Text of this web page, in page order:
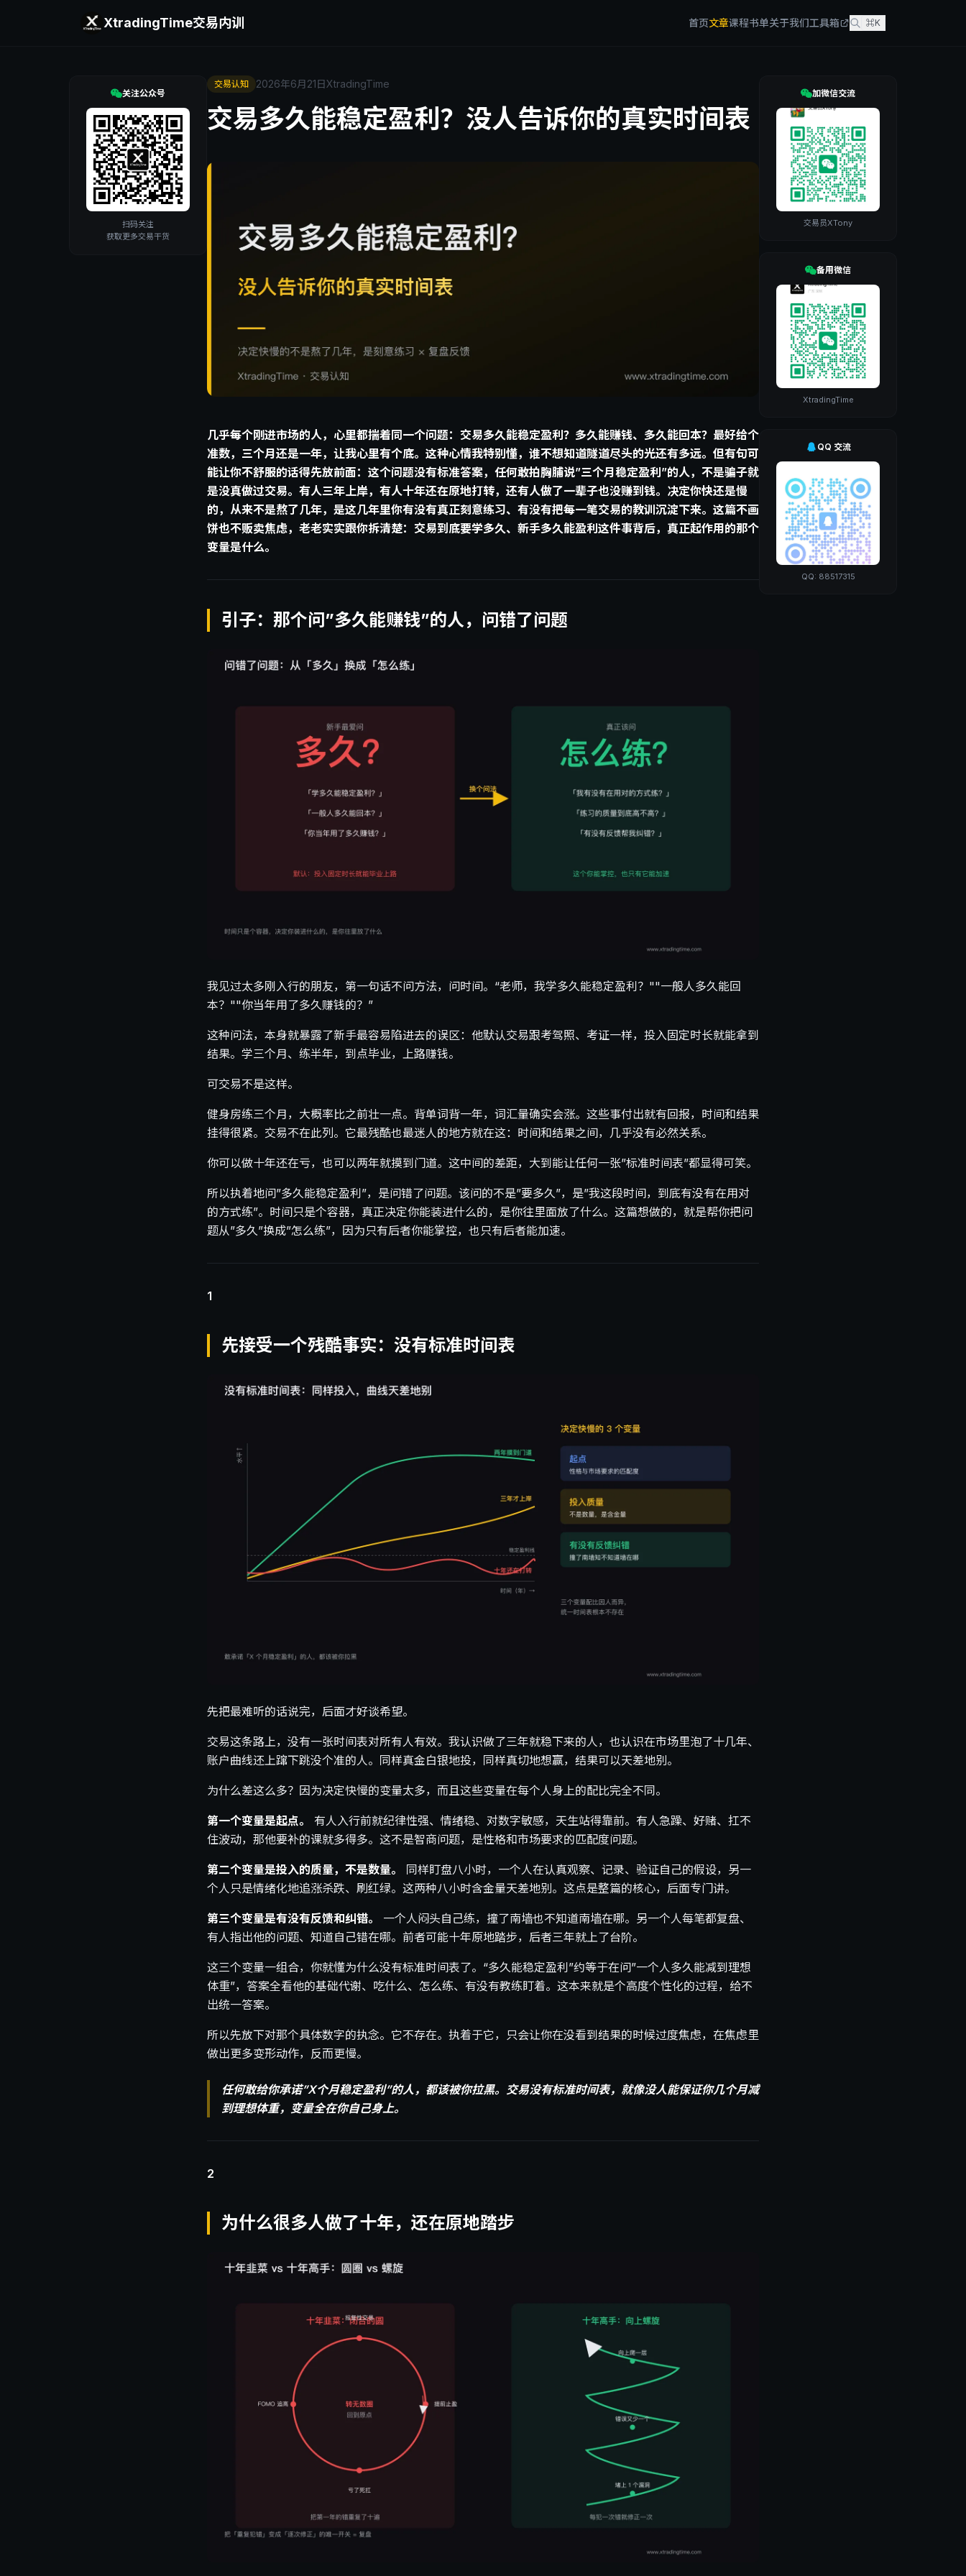
XtradingTime交易内训 首页文章课程书单关于我们工具箱 ⌘K
关注公众号
扫码关注
获取更多交易干货
交易认知 2026年6月21日XtradingTime
交易多久能稳定盈利？没人告诉你的真实时间表
几乎每个刚进市场的人，心里都揣着同一个问题：交易多久能稳定盈利？多久能赚钱、多久能回本？最好给个
准数，三个月还是一年，让我心里有个底。这种心情我特别懂，谁不想知道隧道尽头的光还有多远。但有句可
能让你不舒服的话得先放前面：这个问题没有标准答案，任何敢拍胸脯说”三个月稳定盈利”的人，不是骗子就
是没真做过交易。有人三年上岸，有人十年还在原地打转，还有人做了一辈子也没赚到钱。决定你快还是慢
的，从来不是熬了几年，是这几年里你有没有真正刻意练习、有没有把每一笔交易的教训沉淀下来。这篇不画
饼也不贩卖焦虑，老老实实跟你拆清楚：交易到底要学多久、新手多久能盈利这件事背后，真正起作用的那个
变量是什么。
引子：那个问”多久能赚钱”的人，问错了问题
我见过太多刚入行的朋友，第一句话不问方法，问时间。“老师，我学多久能稳定盈利？""一般人多久能回
本？""你当年用了多久赚钱的？”
这种问法，本身就暴露了新手最容易陷进去的误区：他默认交易跟考驾照、考证一样，投入固定时长就能拿到
结果。学三个月、练半年，到点毕业，上路赚钱。
可交易不是这样。
健身房练三个月，大概率比之前壮一点。背单词背一年，词汇量确实会涨。这些事付出就有回报，时间和结果
挂得很紧。交易不在此列。它最残酷也最迷人的地方就在这：时间和结果之间，几乎没有必然关系。
你可以做十年还在亏，也可以两年就摸到门道。这中间的差距，大到能让任何一张”标准时间表”都显得可笑。
所以执着地问”多久能稳定盈利”，是问错了问题。该问的不是”要多久”，是”我这段时间，到底有没有在用对
的方式练”。时间只是个容器，真正决定你能装进什么的，是你往里面放了什么。这篇想做的，就是帮你把问
题从”多久”换成”怎么练”，因为只有后者你能掌控，也只有后者能加速。
1
先接受一个残酷事实：没有标准时间表
先把最难听的话说完，后面才好谈希望。
交易这条路上，没有一张时间表对所有人有效。我认识做了三年就稳下来的人，也认识在市场里泡了十几年、
账户曲线还上蹿下跳没个准的人。同样真金白银地投，同样真切地想赢，结果可以天差地别。
为什么差这么多？因为决定快慢的变量太多，而且这些变量在每个人身上的配比完全不同。
第一个变量是起点。
有人入行前就纪律性强、情绪稳、对数字敏感，天生站得靠前。有人急躁、好赌、扛不
住波动，那他要补的课就多得多。这不是智商问题，是性格和市场要求的匹配度问题。
第二个变量是投入的质量，不是数量。
同样盯盘八小时，一个人在认真观察、记录、验证自己的假设，另一
个人只是情绪化地追涨杀跌、刷红绿。这两种八小时含金量天差地别。这点是整篇的核心，后面专门讲。
第三个变量是有没有反馈和纠错。
一个人闷头自己练，撞了南墙也不知道南墙在哪。另一个人每笔都复盘、
有人指出他的问题、知道自己错在哪。前者可能十年原地踏步，后者三年就上了台阶。
这三个变量一组合，你就懂为什么没有标准时间表了。“多久能稳定盈利”约等于在问”一个人多久能减到理想
体重”，答案全看他的基础代谢、吃什么、怎么练、有没有教练盯着。这本来就是个高度个性化的过程，给不
出统一答案。
所以先放下对那个具体数字的执念。它不存在。执着于它，只会让你在没看到结果的时候过度焦虑，在焦虑里
做出更多变形动作，反而更慢。
任何敢给你承诺”X个月稳定盈利”的人，都该被你拉黑。交易没有标准时间表，就像没人能保证你几个月减
到理想体重，变量全在你自己身上。
2
为什么很多人做了十年，还在原地踏步
加微信交流
交易员XTony
备用微信
XtradingTime
QQ 交流
QQ: 88517315